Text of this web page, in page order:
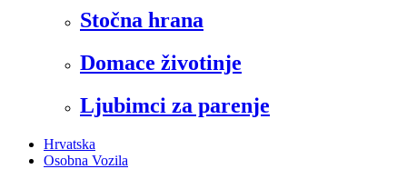
Stočna hrana
Domace životinje
Ljubimci za parenje
Hrvatska
Osobna Vozila